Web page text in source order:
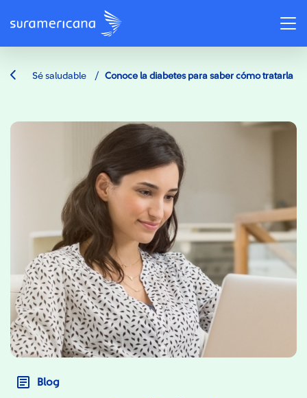
Sé saludable / Conoce la diabetes para saber cómo tratarla
Blog